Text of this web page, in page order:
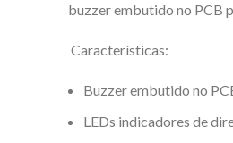
buzzer embutido no PCB
Características:
Buzzer embutido no
LEDs indicadores de